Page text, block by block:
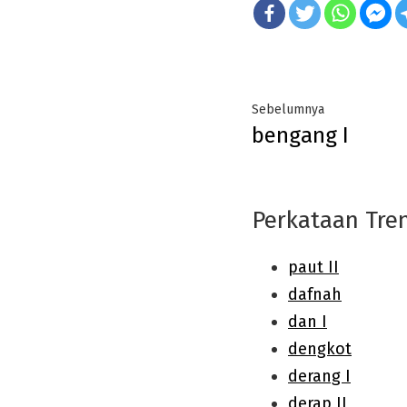
Post
navigation
SebelumnyaPrevious
post:
bengang I
Perkataan